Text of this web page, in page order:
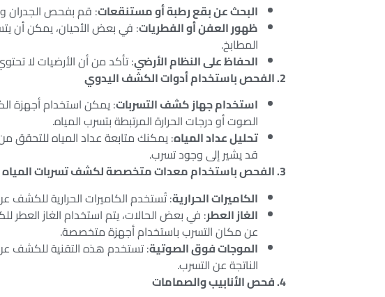
البحث عن بقع رطبة أو مستنقعات: قم بفحص الجدران
ظهور العفن أو الفطريات: في بعض الأحيان، يمكن أن
المطابخ.
الحفاظ على النظام الأرضي: تأكد من أن الأرضيات لا
2. الفحص باستخدام أدوات الكشف اليدوي
استخدام جهاز كشف التسربات: يمكن استخدام أجهزة
الصوت أو درجات الحرارة المرتبطة بتسرب المياه.
تحليل عداد المياه: يمكنك متابعة عداد المياه للتحقق
قد يشير إلى وجود تسرب.
3. الفحص باستخدام معدات متخصصة لكشف تسربات المياه بمحايل عسير
الكاميرات الحرارية: تُستخدم الكاميرات الحرارية للكشف
الغاز العطر: في بعض الحالات، يتم استخدام الغاز العطر
عن مكان التسرب باستخدام أجهزة متخصصة.
الموجات فوق الصوتية: تستخدم هذه التقنية للكشف
الناتجة عن التسرب.
4. فحص الأنابيب والصمامات